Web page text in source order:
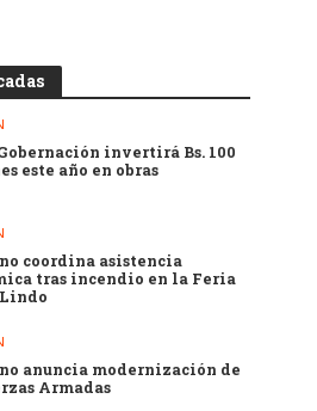
invertirá Bs. 100
este año en obras
coordina asistencia
tras incendio en la Feria
anuncia modernización de
Armadas